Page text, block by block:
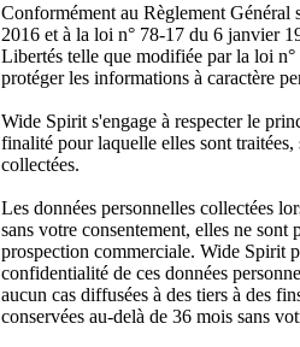
Conformément au Règlement
2016 et à la loi n° 78-17 du 6 janvier
Libertés telle que modifiée par la loi
protéger les informations à caractère
Wide Spirit s'engage à respecter le
finalité pour laquelle elles sont traitées,
collectées.
Les données personnelles collectées
sans votre consentement, elles ne sont
prospection commerciale. Wide Spirit
confidentialité de ces données
aucun cas diffusées à des tiers à des
conservées au-delà de 36 mois sans